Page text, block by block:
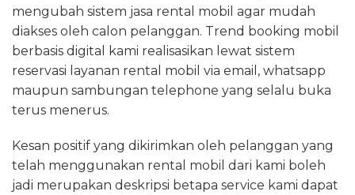
mengubah sistem jasa rental mobil agar mudah
diakses oleh calon pelanggan. Trend booking mobil
berbasis digital kami realisasikan lewat sistem
reservasi layanan rental mobil via email, whatsapp
maupun sambungan telephone yang selalu buka
terus menerus.
Kesan positif yang dikirimkan oleh pelanggan yang
telah menggunakan rental mobil dari kami boleh
jadi merupakan deskripsi betapa service kami dapat